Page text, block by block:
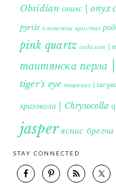
Obsidian оникс | onyx
pyrite планински кристал
pink quartz содалит |
таитянска
tiger's eye тюркоаз |
хризокола | Chrysocolla
jasperяспис
STAY CONNECTED